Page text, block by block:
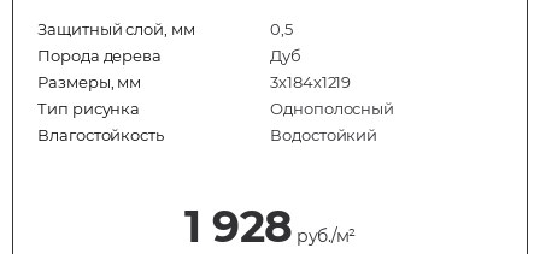
Защитный слой, мм
0,5
Порода дерева
Дуб
Размеры, мм
3х184x1219
Тип рисунка
Однополосный
Влагостойкость
Водостойкий
1 928 руб./м²